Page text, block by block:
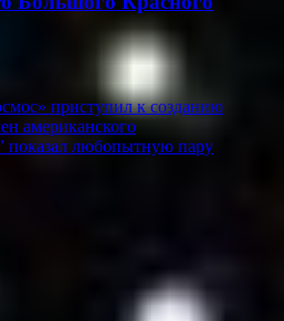
приступил к созданию
американского
показал любопытную пару